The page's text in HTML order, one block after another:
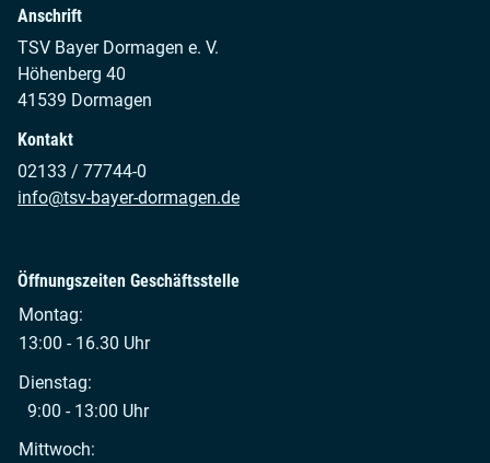
Anschrift
TSV Bayer Dormagen e. V.
Höhenberg 40
41539 Dormagen
Kontakt
02133 / 77744-0
info@tsv-bayer-dormagen.de
Öffnungszeiten Geschäftsstelle
Montag:
13:00 - 16.30 Uhr
Dienstag:
9:00 - 13:00 Uhr
Mittwoch: